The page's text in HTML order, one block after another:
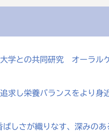
学との共同研究 オーラル
求し栄養バランスをより身
しさが織りなす、深みのあ